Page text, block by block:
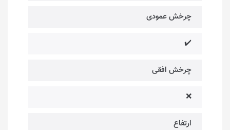
چرخش عمودی
✔️
چرخش افقی
❌
ارتفاع